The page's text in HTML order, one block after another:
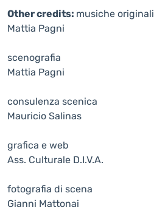
Other credits: musiche
Mattia Pagni
scenografia
Mattia Pagni
consulenza scenica
Mauricio Salinas
grafica e web
Ass. Culturale D.I.V.A.
fotografia di scena
Gianni Mattonai